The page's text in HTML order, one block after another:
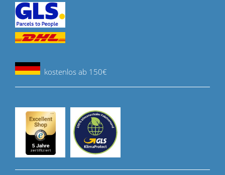
kostenlos ab 150€